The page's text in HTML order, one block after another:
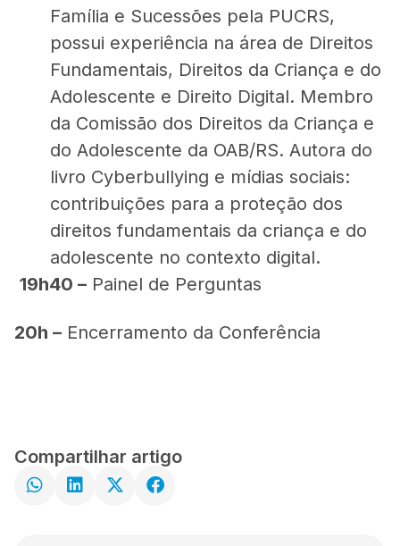
Família e Sucessões pela PUCRS,
possui experiência na área de Direitos
Fundamentais, Direitos da Criança e do
Adolescente e Direito Digital. Membro
da Comissão dos Direitos da Criança e
do Adolescente da OAB/RS. Autora do
livro Cyberbullying e mídias sociais:
contribuições para a proteção dos
direitos fundamentais da criança e do
adolescente no contexto digital.
19h40 – Painel de Perguntas
20h – Encerramento da Conferência
Compartilhar artigo